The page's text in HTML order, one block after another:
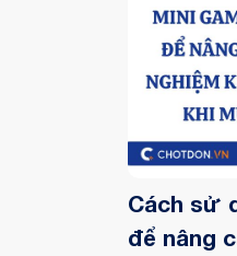
Cách sử
để nâng